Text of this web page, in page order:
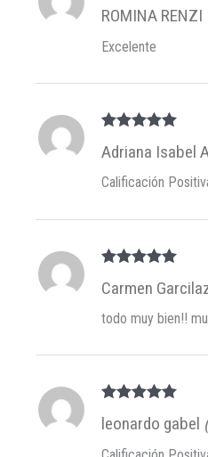
5de 5
ROMINA RENZI
Excelente
5de 5
Adriana Isabel
Calificación
5de 5
Carmen
todo muy bien!!
5de 5
leonardo gabel